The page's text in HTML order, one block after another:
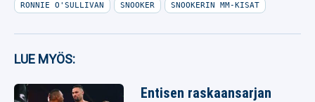
RONNIE O'SULLIVAN SNOOKER SNOOKERIN MM-KISAT
LUE MYÖS:
Entisen raskaansarjan